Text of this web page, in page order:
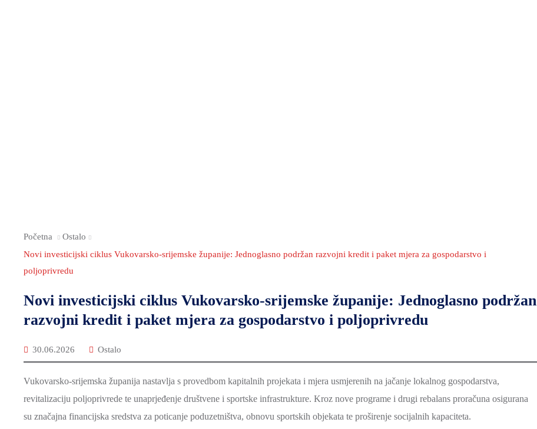
Početna
Ostalo
Novi investicijski ciklus Vukovarsko-srijemske županije: Jednoglasno podržan razvojni kredit i paket mjera za gospodarstvo i
poljoprivredu
Novi investicijski ciklus Vukovarsko-srijemske županije: Jednoglasno podržan
razvojni kredit i paket mjera za gospodarstvo i poljoprivredu
30.06.2026 Ostalo
Vukovarsko-srijemska županija nastavlja s provedbom kapitalnih projekata i mjera usmjerenih na jačanje lokalnog gospodarstva,
revitalizaciju poljoprivrede te unaprjeđenje društvene i sportske infrastrukture. Kroz nove programe i drugi rebalans proračuna osigurana
su značajna financijska sredstva za poticanje poduzetništva, obnovu sportskih objekata te proširenje socijalnih kapaciteta.